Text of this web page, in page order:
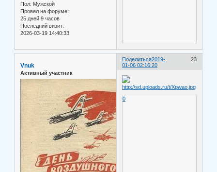
Пол: Мужской
Провел на форуме:
25 дней 9 часов
Последний визит:
2026-03-19 14:40:33
Поделиться 23
2019-
01-06 02:16:20
Vnuk
Активный участник
0